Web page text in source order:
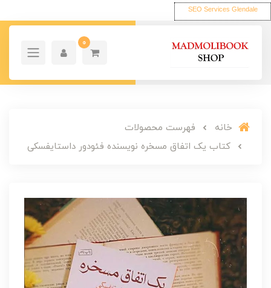
SEO Services Glendale
0
خانه
فهرست محصولات
کتاب یک اتفاق مسخره نویسنده فئودور داستایفسکی